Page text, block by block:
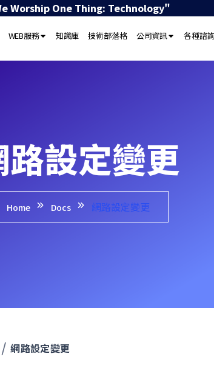
Worship One Thing: Technology"
WEB服務 知識庫 技術部落格 公司資訊 各種諮
路設定變更
Home Docs 網路設定變更
網路設定變更